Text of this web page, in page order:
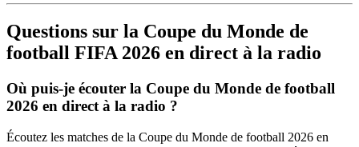
Questions sur la Coupe du Monde de
football FIFA 2026 en direct à la radio
Où puis-je écouter la Coupe du Monde de football
2026 en direct à la radio ?
Écoutez les matches de la Coupe du Monde de football 2026 en